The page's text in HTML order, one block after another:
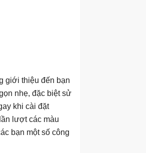
giới thiệu đến bạn
nhẹ, đặc biệt sử
khi cài đặt
lượt các màu
bạn một số công